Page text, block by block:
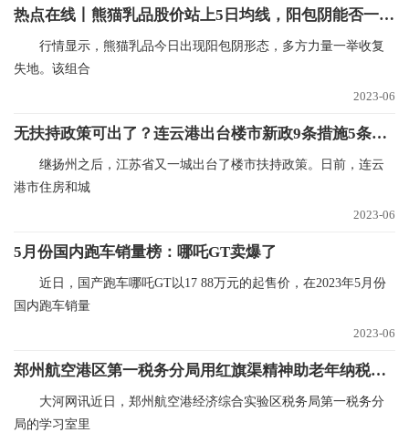
热点在线丨熊猫乳品股价站上5日均线，阳包阴能否一扫颓势？看16次回测数据n
行情显示，熊猫乳品今日出现阳包阴形态，多方力量一举收复
失地。该组合
2023-06
无扶持政策可出了？连云港出台楼市新政9条措施5条与公积金相关
继扬州之后，江苏省又一城出台了楼市扶持政策。日前，连云
港市住房和城
2023-06
5月份国内跑车销量榜：哪吒GT卖爆了
近日，国产跑车哪吒GT以17 88万元的起售价，在2023年5月份
国内跑车销量
2023-06
郑州航空港区第一税务分局用红旗渠精神助老年纳税人跨越“数字鸿沟”
大河网讯近日，郑州航空港经济综合实验区税务局第一税务分
局的学习室里